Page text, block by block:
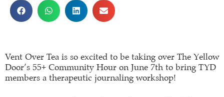
Vent Over Tea is so excited to be taking over The Yellow
Door’s 55+ Community Hour on June 7th to bring TYD
members a therapeutic journaling workshop!